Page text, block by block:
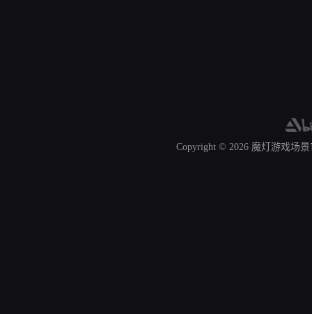
Copyright © 2026魔灯游戏场景